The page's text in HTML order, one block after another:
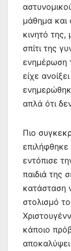
μάθημα και
κινητό της,
σπίτι της
ενημέρωση
είχε
απλά ότι
Πιο
εντόπισε
παιδιά της
κατάσταση
στολισμό
κάποιο